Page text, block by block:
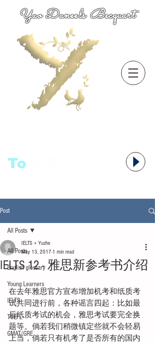
Yao Daneels Becquart
To
Post
All Posts
English glossary
Young Learners
IELTS
TOEFL
GMAT/GRE
All Posts
IELTS 12 - 雅思新参考书介绍
IELTS + Yuzhe
May 13, 2017 1 min read
在去年雅思官方宣布增加机考和纸质考
试共同进行前，各种谣言四起：比如最
后纸质考试的机会，雅思考试要完全换
题等。倘若我们稍微镇定些就不会轻易
上当，倘若只有机考了是否所有的国内